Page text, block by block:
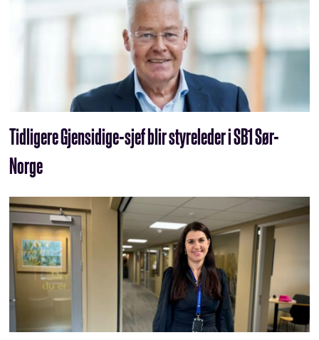
Tidligere Gjensidige-sjef blir styreleder i SB1 Sør-
Norge